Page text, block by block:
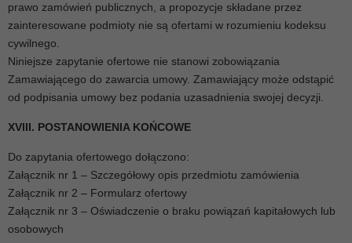
prawo zamówień publicznych, a propozycje składane przez
zainteresowane podmioty nie są ofertami w rozumieniu kodeksu
cywilnego.
Niniejsze zapytanie ofertowe nie stanowi zobowiązania
Zamawiającego do zawarcia umowy. Zamawiający może odstąpić
od podpisania umowy bez podania uzasadnienia swojej decyzji.
XVIII. POSTANOWIENIA KOŃCOWE
Do zapytania ofertowego dołączono:
Załącznik nr 1 – Szczegółowy opis przedmiotu zamówienia
Załącznik nr 2 – Formularz ofertowy
Załącznik nr 3 – Oświadczenie o braku powiązań kapitałowych lub
osobowych